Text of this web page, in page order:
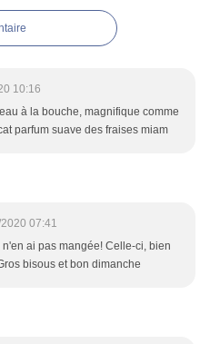
10:16
à la bouche, magnifique comme
parfum suave des fraises miam
07:41
ai pas mangée! Celle-ci, bien
bisous et bon dimanche